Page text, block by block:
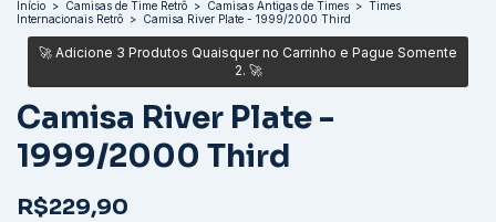
Início > Camisas de Time Retrô > Camisas Antigas de Times > Times
Internacionais Retrô > Camisa River Plate - 1999/2000 Third
Camisa River Plate -
1999/2000 Third
R$229,90